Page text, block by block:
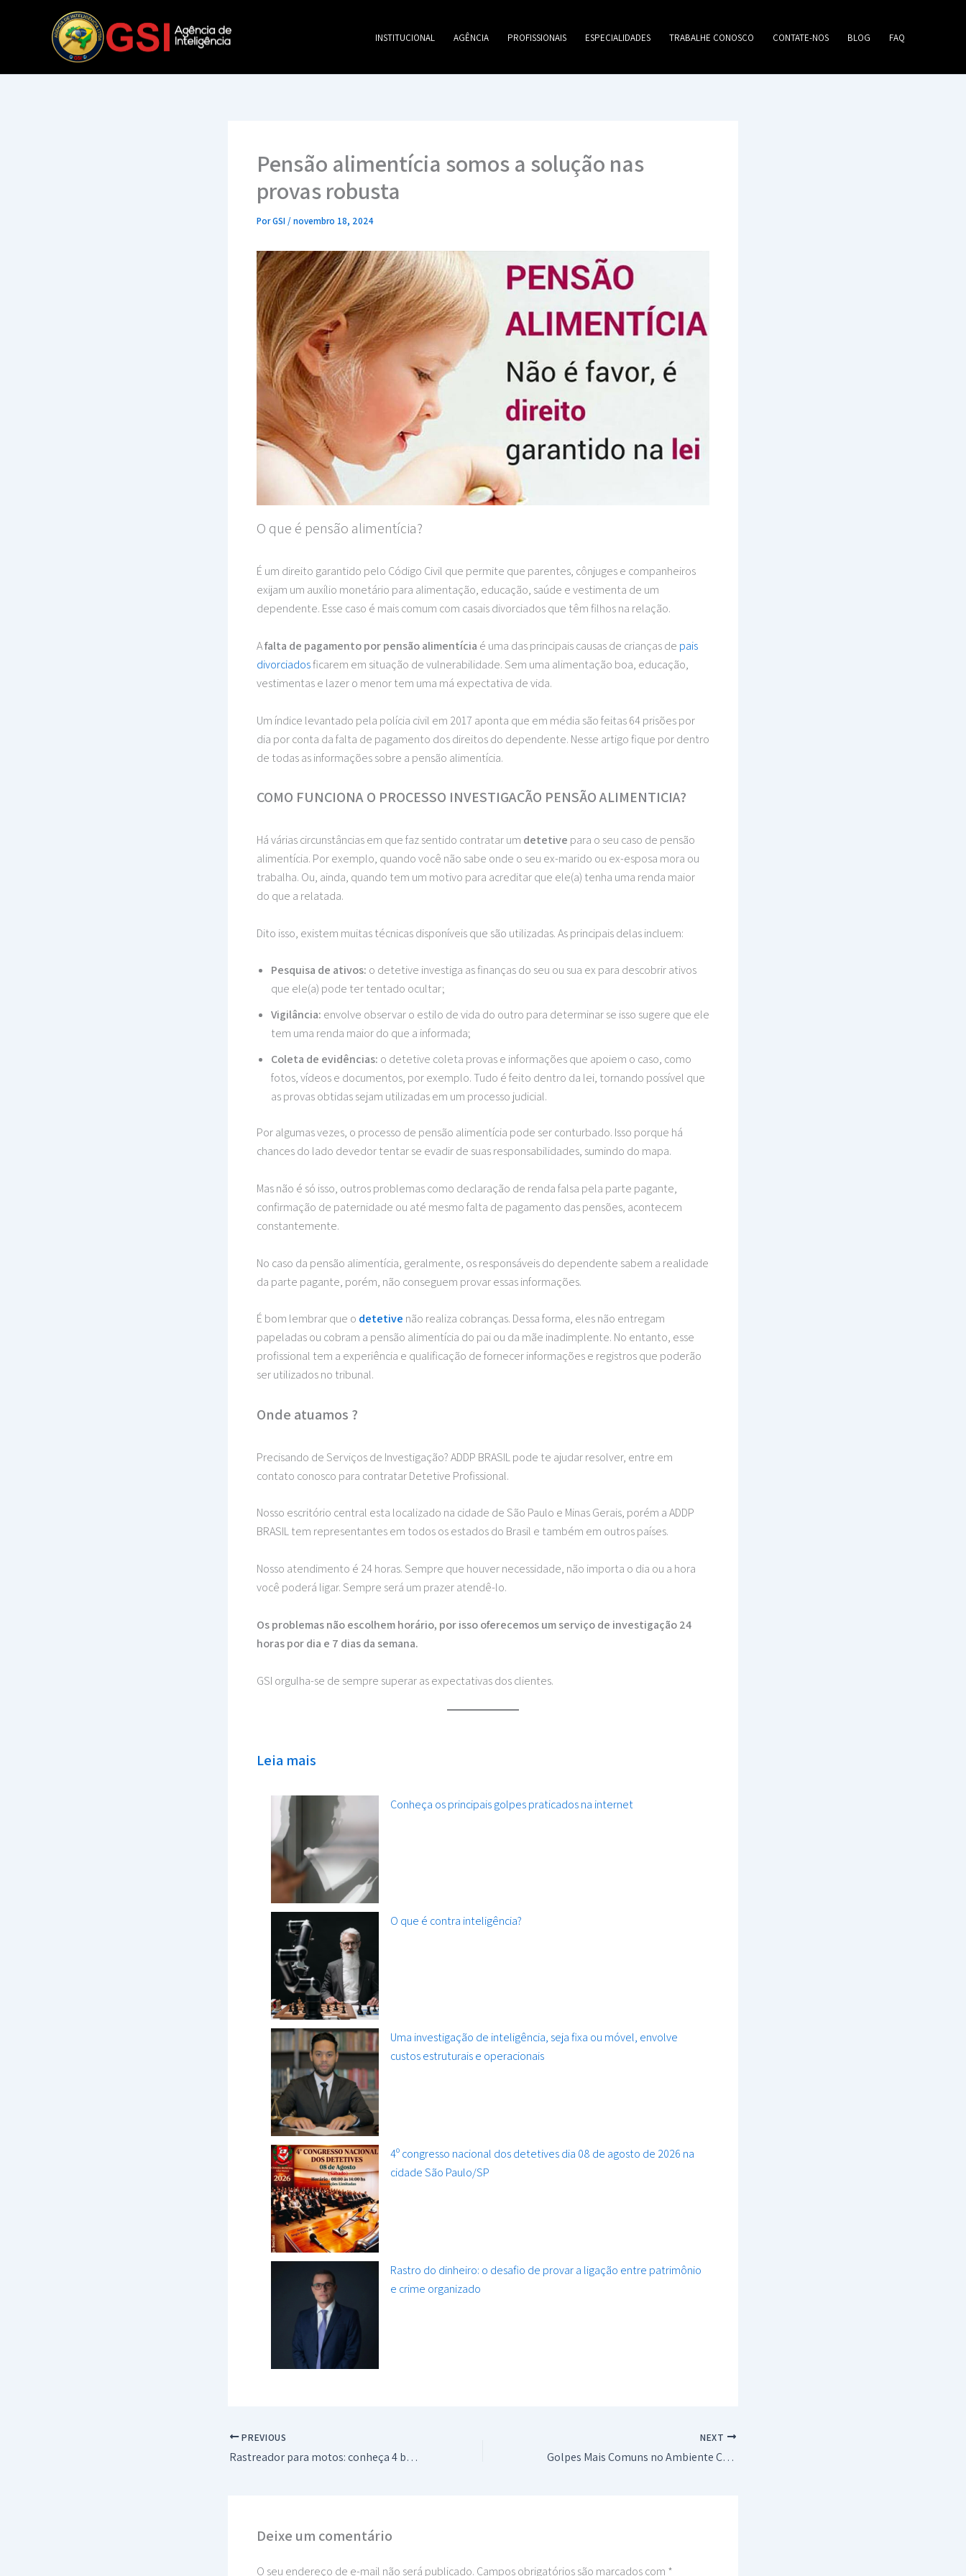
INSTITUCIONAL AGÊNCIA PROFISSIONAIS ESPECIALIDADES TRABALHE CONOSCO CONTATE-NOS BLOG FAQ
Pensão alimentícia somos a solução nas
provas robusta
PorGSI/novembro 18, 2024
O que é pensão alimentícia?
É um direito garantido pelo Código Civil que permite que parentes, cônjuges e companheiros
exijam um auxílio monetário para alimentação, educação, saúde e vestimenta de um
dependente. Esse caso é mais comum com casais divorciados que têm filhos na relação.
Afalta de pagamento por pensão alimentícia é uma das principais causas de crianças de pais
divorciadosficarem em situação de vulnerabilidade. Sem uma alimentação boa, educação,
vestimentas e lazer o menor tem uma má expectativa de vida.
Um índice levantado pela polícia civil em 2017 aponta que em média são feitas 64 prisões por
dia por conta da falta de pagamento dos direitos do dependente. Nesse artigo fique por dentro
de todas as informações sobre a pensão alimentícia.
COMO FUNCIONA O PROCESSO INVESTIGAÇÃO PENSÃO ALIMENTICIA?
Há várias circunstâncias em que faz sentido contratar um detetive para o seu caso de pensão
alimentícia. Por exemplo, quando você não sabe onde o seu ex-marido ou ex-esposa mora ou
trabalha. Ou, ainda, quando tem um motivo para acreditar que ele(a) tenha uma renda maior
do que a relatada.
Dito isso, existem muitas técnicas disponíveis que são utilizadas. As principais delas incluem:
Pesquisa de ativos: o detetive investiga as finanças do seu ou sua ex para descobrir ativos
que ele(a) pode ter tentado ocultar;
Vigilância: envolve observar o estilo de vida do outro para determinar se isso sugere que ele
tem uma renda maior do que a informada;
Coleta de evidências: o detetive coleta provas e informações que apoiem o caso, como
fotos, vídeos e documentos, por exemplo. Tudo é feito dentro da lei, tornando possível que
as provas obtidas sejam utilizadas em um processo judicial.
Por algumas vezes, o processo de pensão alimentícia pode ser conturbado. Isso porque há
chances do lado devedor tentar se evadir de suas responsabilidades, sumindo do mapa.
Mas não é só isso, outros problemas como declaração de renda falsa pela parte pagante,
confirmação de paternidade ou até mesmo falta de pagamento das pensões, acontecem
constantemente.
No caso da pensão alimentícia, geralmente, os responsáveis do dependente sabem a realidade
da parte pagante, porém, não conseguem provar essas informações.
É bom lembrar que o detetive não realiza cobranças. Dessa forma, eles não entregam
papeladas ou cobram a pensão alimentícia do pai ou da mãe inadimplente. No entanto, esse
profissional tem a experiência e qualificação de fornecer informações e registros que poderão
ser utilizados no tribunal.
Onde atuamos ?
Precisando de Serviços de Investigação? ADDP BRASIL pode te ajudar resolver, entre em
contato conosco para contratar Detetive Profissional.
Nosso escritório central esta localizado na cidade de São Paulo e Minas Gerais, porém a ADDP
BRASIL tem representantes em todos os estados do Brasil e também em outros países.
Nosso atendimento é 24 horas. Sempre que houver necessidade, não importa o dia ou a hora
você poderá ligar. Sempre será um prazer atendê-lo.
Os problemas não escolhem horário, por isso oferecemos um serviço de investigação 24
horas por dia e 7 dias da semana.
GSI orgulha-se de sempre superar as expectativas dos clientes.
Leia mais
Conheça os principais golpes praticados na internet
O que é contra inteligência?
Uma investigação de inteligência, seja fixa ou móvel, envolve
custos estruturais e operacionais
4º congresso nacional dos detetives dia 08 de agosto de 2026 na
cidade São Paulo/SP
Rastro do dinheiro: o desafio de provar a ligação entre patrimônio
e crime organizado
PREVIOUS
Rastreador para motos: conheça 4 benefícios
NEXT
Golpes Mais Comuns no Ambiente Corporativo
Deixe um comentário
O seu endereço de e-mail não será publicado. Campos obrigatórios são marcados com *